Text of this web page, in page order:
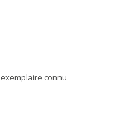
connu